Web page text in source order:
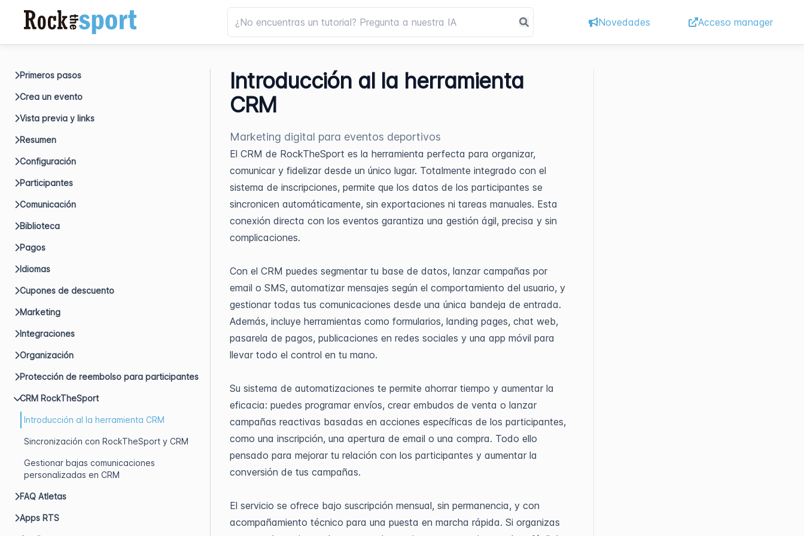
Novedades Acceso manager
Primeros pasos
Crea un evento
Vista previa y links
Resumen
Configuración
Participantes
Comunicación
Biblioteca
Pagos
Idiomas
Cupones de descuento
Marketing
Integraciones
Organización
Protección de reembolso para participantes
CRM RockTheSport
Introducción al la herramienta CRM
Sincronización con RockTheSport y CRM
Gestionar bajas comunicaciones
personalizadas en CRM
FAQ Atletas
Apps RTS
Introducción al la herramienta
CRM
Marketing digital para eventos deportivos
El CRM de RockTheSport es la herramienta perfecta para organizar,
comunicar y fidelizar desde un único lugar. Totalmente integrado con el
sistema de inscripciones, permite que los datos de los participantes se
sincronicen automáticamente, sin exportaciones ni tareas manuales. Esta
conexión directa con los eventos garantiza una gestión ágil, precisa y sin
complicaciones.
Con el CRM puedes segmentar tu base de datos, lanzar campañas por
email o SMS, automatizar mensajes según el comportamiento del usuario, y
gestionar todas tus comunicaciones desde una única bandeja de entrada.
Además, incluye herramientas como formularios, landing pages, chat web,
pasarela de pagos, publicaciones en redes sociales y una app móvil para
llevar todo el control en tu mano.
Su sistema de automatizaciones te permite ahorrar tiempo y aumentar la
eficacia: puedes programar envíos, crear embudos de venta o lanzar
campañas reactivas basadas en acciones específicas de los participantes,
como una inscripción, una apertura de email o una compra. Todo ello
pensado para mejorar tu relación con los participantes y aumentar la
conversión de tus campañas.
El servicio se ofrece bajo suscripción mensual, sin permanencia, y con
acompañamiento técnico para una puesta en marcha rápida. Si organizas